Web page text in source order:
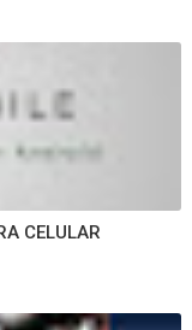
CELULAR